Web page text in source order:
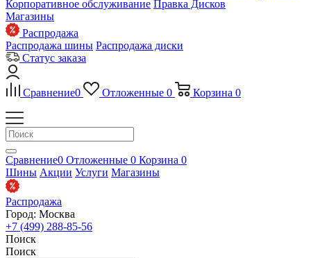
Корпоративное обслуживание Правка Дисков
Магазины
Распродажа
Распродажа шины Распродажа диски
Статус заказа
Сравнение0 Отложенные 0 Корзина 0
Сравнение0 Отложенные 0 Корзина 0
Шины Акции Услуги Магазины
Распродажа
Город: Москва
+7 (499) 288-85-56
Поиск
Поиск